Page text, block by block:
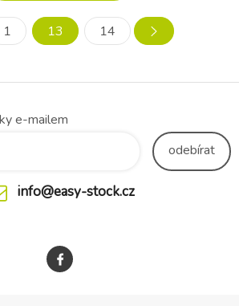
výstřih
výstřih,
ramena tzv. obálkový výstřih
- body mají zpevněný výstřih,
1 13 14
e-mailem
odebírat
info@easy-stock.cz